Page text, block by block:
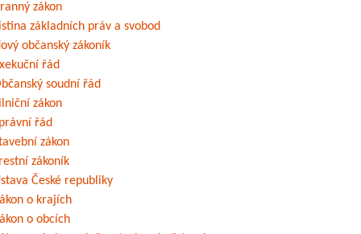
zákon
základních práv a svobod
občanský zákoník
řád
soudní řád
zákon
řád
zákon
zákoník
České republiky
o krajích
o obcích